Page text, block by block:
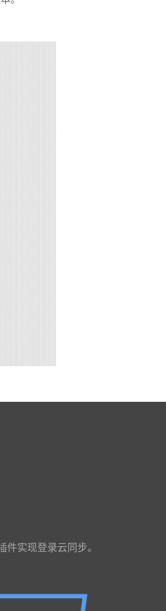
实现登录云同步。